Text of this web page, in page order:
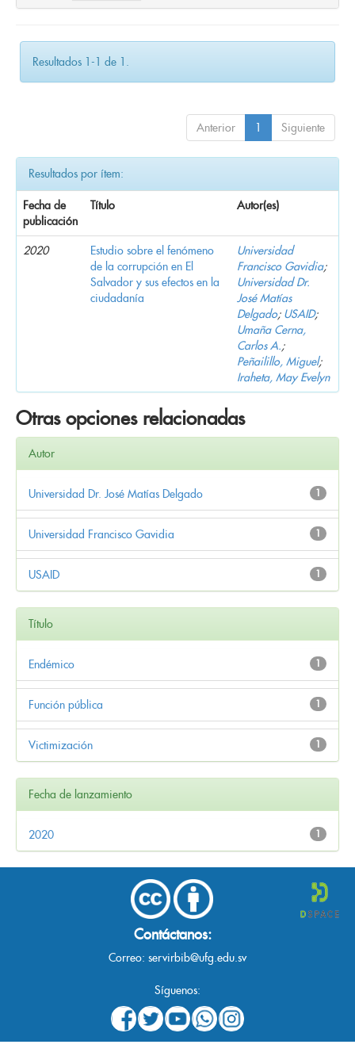
Resultados 1-1 de 1.
Anterior 1 Siguiente
Resultados por ítem:
Fecha de
publicación
Título Autor(es)
2020
Estudio sobre el fenómeno
de la corrupción en El
Salvador y sus efectos en la
ciudadanía
Universidad
Francisco Gavidia;
Universidad Dr.
José Matías
Delgado; USAID;
Umaña Cerna,
Carlos A.;
Peñailillo, Miguel;
Iraheta, May Evelyn
Otras opciones relacionadas
Autor
1
Universidad Dr. José Matías Delgado
1
Universidad Francisco Gavidia
1
USAID
Título
1
Endémico
1
Función pública
1
Victimización
Fecha de lanzamiento
1
2020
Contáctanos:
Correo: servirbib@ufg.edu.sv
Síguenos: